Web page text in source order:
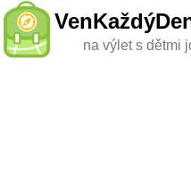
na výlet s dětmi